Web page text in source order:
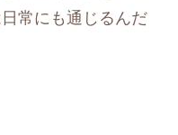
常にも通じるんだ